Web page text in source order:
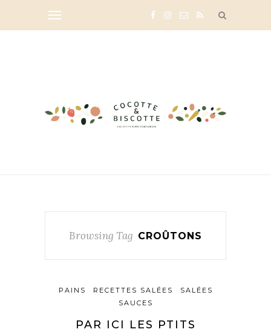
Browsing Tag CROÛTONS
PAINS RECETTES SALÉES
SALÉES
SAUCES
PAR ICI LES PTITS